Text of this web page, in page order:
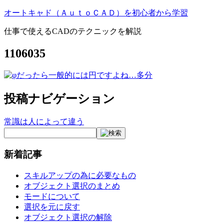
オートキャド（ＡｕｔｏＣＡＤ）を初心者から学習
仕事で使えるCADのテクニックを解説
1106035
投稿ナビゲーション
常識は人によって違う
新着記事
スキルアップの為に必要なもの
オブジェクト選択のまとめ
モードについて
選択を元に戻す
オブジェクト選択の解除